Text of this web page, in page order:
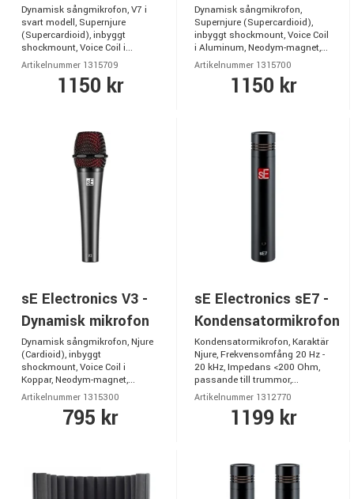
Dynamisk sångmikrofon, V7 i
svart modell, Supernjure
(Supercardioid), inbyggt
shockmount, Voice Coil i...
Artikelnummer 1315709
1150 kr
Dynamisk sångmikrofon,
Supernjure (Supercardioid),
inbyggt shockmount, Voice Coil
i Aluminum, Neodym-magnet,...
Artikelnummer 1315700
1150 kr
sE Electronics V3 -
Dynamisk mikrofon
Dynamisk sångmikrofon, Njure
(Cardioid), inbyggt
shockmount, Voice Coil i
Koppar, Neodym-magnet,...
Artikelnummer 1315300
795 kr
sE Electronics sE7 -
Kondensatormikrofon
Kondensatormikrofon, Karaktär
Njure, Frekvensomfång 20 Hz -
20 kHz, Impedans <200 Ohm,
passande till trummor,...
Artikelnummer 1312770
1199 kr